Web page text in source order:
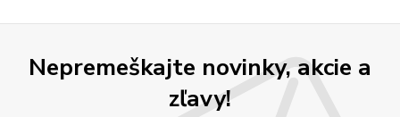
Nepremeškajte novinky, akcie a
zľavy!